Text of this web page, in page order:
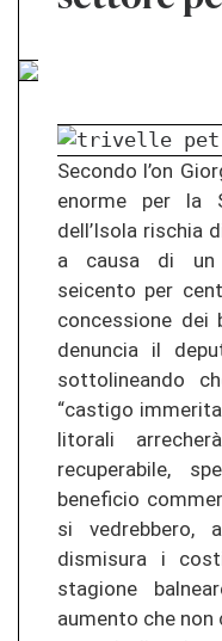
Secondo l’on
enorme per la
dell’Isola rischia
a causa di un
seicento per
concessione dei
denuncia il
sottolineando
“castigo
litorali
recuperabile,
beneficio
si vedrebbero,
dismisura i
stagione
aumento che